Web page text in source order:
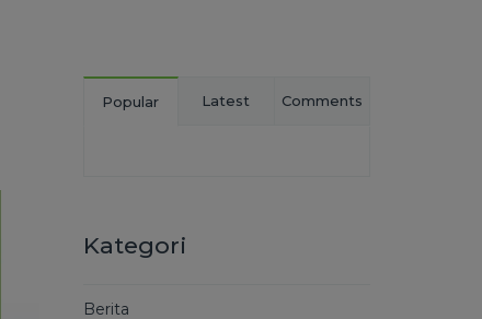
Popular Latest Comments
Kategori
Berita